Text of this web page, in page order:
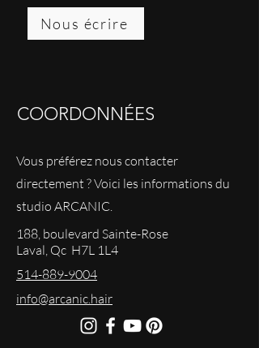
Nous écrire
COORDONNÉES
Vous préférez nous contacter
directement ? Voici les informations du
studio ARCANIC.
188, boulevard Sainte-Rose
Laval, Qc H7L 1L4
514-889-9004
info@arcanic.hair